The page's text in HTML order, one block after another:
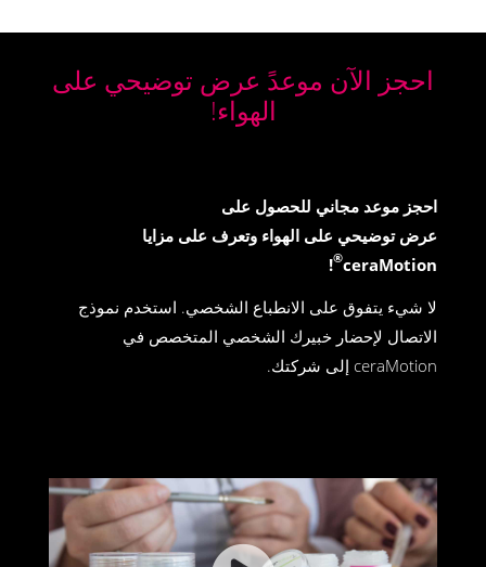
احجز الآن موعدً عرض توضيحي على
الهواء!
احجز موعد مجاني للحصول على
عرض توضيحي على الهواء وتعرف على مزايا
ceraMotion
®
!
لا شيء يتفوق على الانطباع الشخصي. استخدم نموذج
الاتصال لإحضار خبيرك الشخصي المتخصص في
ceraMotion إلى شركتك.